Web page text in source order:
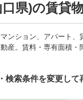
県)の賃貸
ンション、アパート
産。賃料・専有面積
検索条件を変更して